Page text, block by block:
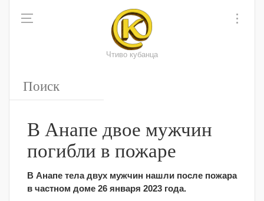
Чтиво кубанца
В Анапе двое мужчин
погибли в пожаре
В Анапе тела двух мужчин нашли после пожара
в частном доме 26 января 2023 года.